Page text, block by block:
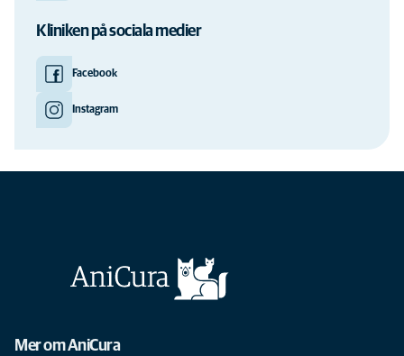
Kliniken på sociala medier
Facebook
Instagram
Mer om AniCura